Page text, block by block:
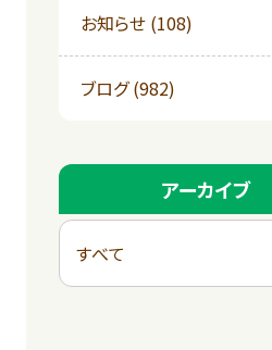
お知らせ (108)
ブログ (982)
アーカイブ